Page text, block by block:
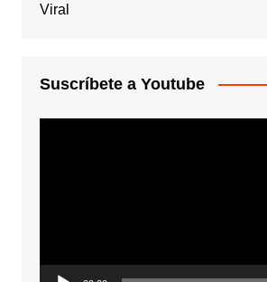
Viral
Suscríbete a Youtube